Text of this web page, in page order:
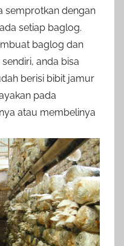
semprotkan dengan
setiap baglog.
baglog dan
anda bisa
berisi bibit jamur
pada
atau membelinya